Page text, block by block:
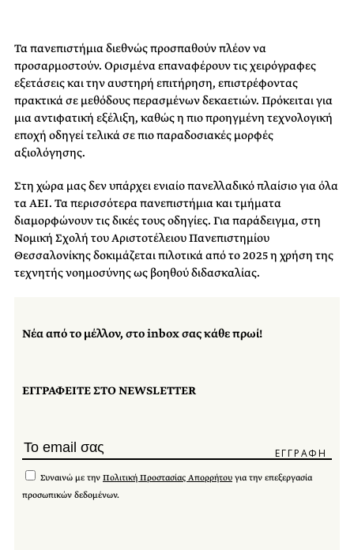
Τα πανεπιστήμια διεθνώς προσπαθούν πλέον να
προσαρμοστούν. Ορισμένα επαναφέρουν τις χειρόγραφες
εξετάσεις και την αυστηρή επιτήρηση, επιστρέφοντας
πρακτικά σε μεθόδους περασμένων δεκαετιών. Πρόκειται για
μια αντιφατική εξέλιξη, καθώς η πιο προηγμένη τεχνολογική
εποχή οδηγεί τελικά σε πιο παραδοσιακές μορφές
αξιολόγησης.
Στη χώρα μας δεν υπάρχει ενιαίο πανελλαδικό πλαίσιο για όλα
τα ΑΕΙ. Τα περισσότερα πανεπιστήμια και τμήματα
διαμορφώνουν τις δικές τους οδηγίες. Για παράδειγμα, στη
Νομική Σχολή του Αριστοτέλειου Πανεπιστημίου
Θεσσαλονίκης δοκιμάζεται πιλοτικά από το 2025 η χρήση της
τεχνητής νοημοσύνης ως βοηθού διδασκαλίας.
Νέα από το μέλλον, στο inbox σας κάθε πρωί!
ΕΓΓΡΑΦΕΙΤΕ ΣΤΟ NEWSLETTER
Συναινώ με την Πολιτική Προστασίας Απορρήτου για την επεξεργασία
προσωπικών δεδομένων.